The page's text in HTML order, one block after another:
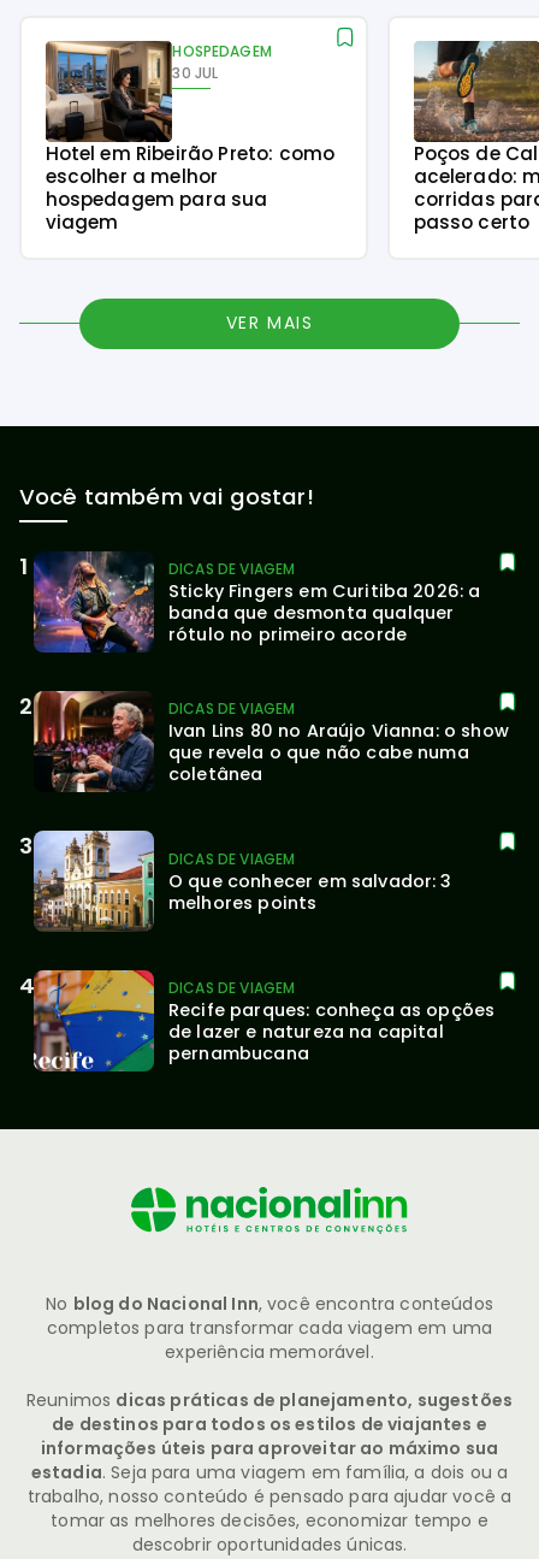
HOSPEDAGEM
30 JUL
Hotel em Ribeirão Preto: como
escolher a melhor
hospedagem para sua
viagem
Poços de
acelerado:
corridas
passo certo
VER MAIS
Você também vai gostar!
DICAS DE VIAGEM
Sticky Fingers em Curitiba 2026: a
banda que desmonta qualquer
rótulo no primeiro acorde
DICAS DE VIAGEM
Ivan Lins 80 no Araújo Vianna: o show
que revela o que não cabe numa
coletânea
DICAS DE VIAGEM
O que conhecer em salvador: 3
melhores points
DICAS DE VIAGEM
Recife parques: conheça as opções
de lazer e natureza na capital
pernambucana
No blog do Nacional Inn, você encontra conteúdos
completos para transformar cada viagem em uma
experiência memorável.
Reunimos dicas práticas de planejamento, sugestões
de destinos para todos os estilos de viajantes e
informações úteis para aproveitar ao máximo sua
estadia. Seja para uma viagem em família, a dois ou a
trabalho, nosso conteúdo é pensado para ajudar você a
tomar as melhores decisões, economizar tempo e
descobrir oportunidades únicas.